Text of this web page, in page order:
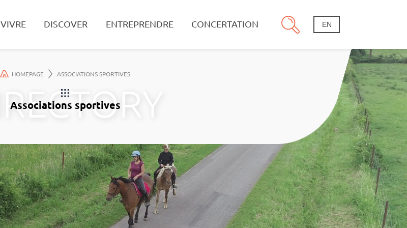
VIVRE DISCOVER ENTREPRENDRE CONCERTATION
Search EN
HOMEPAGE ASSOCIATIONS SPORTIVES
Associations sportives